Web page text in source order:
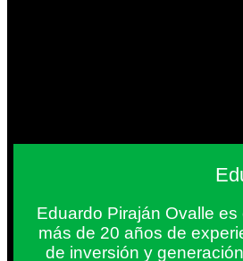
Eduardo Piraján Ovalle
más de 20 años de
de inversión y